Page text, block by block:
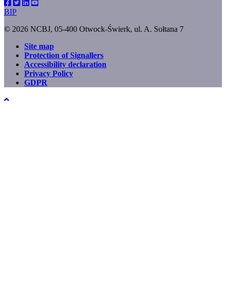
BIP
© 2026 NCBJ, 05-400 Otwock-Świerk, ul. A. Sołtana 7
Footer
menu
Site map
Protection of Signallers
Accessibility declaration
Privacy Policy
GDPR